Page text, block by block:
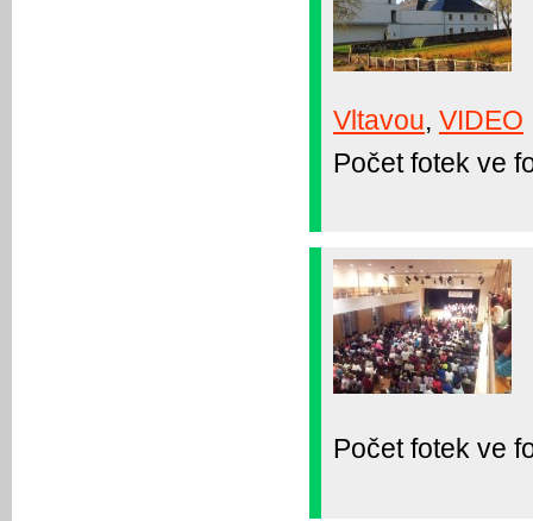
Vltavou, VIDEO
Počet fotek ve
Počet fotek ve